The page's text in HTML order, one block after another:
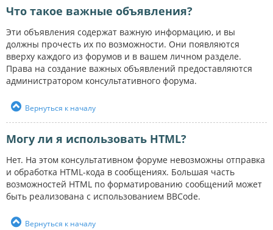
Что такое важные объявления?
Эти объявления содержат важную информацию, и вы
должны прочесть их по возможности. Они появляются
вверху каждого из форумов и в вашем личном разделе.
Права на создание важных объявлений предоставляются
администратором консультативного форума.
Вернуться к началу
Могу ли я использовать HTML?
Нет. На этом консультативном форуме невозможны отправка
и обработка HTML-кода в сообщениях. Большая часть
возможностей HTML по форматированию сообщений может
быть реализована с использованием BBCode.
Вернуться к началу